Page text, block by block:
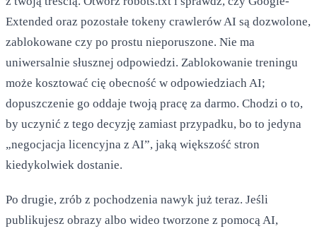
Extended oraz pozostałe tokeny crawlerów AI są dozwolone,
zablokowane czy po prostu nieporuszone. Nie ma
uniwersalnie słusznej odpowiedzi. Zablokowanie treningu
może kosztować cię obecność w odpowiedziach AI;
dopuszczenie go oddaje twoją pracę za darmo. Chodzi o to,
by uczynić z tego decyzję zamiast przypadku, bo to jedyna
„negocjacja licencyjna z AI”, jaką większość stron
kiedykolwiek dostanie.
Po drugie, zrób z pochodzenia nawyk już teraz. Jeśli
publikujesz obrazy albo wideo tworzone z pomocą AI,